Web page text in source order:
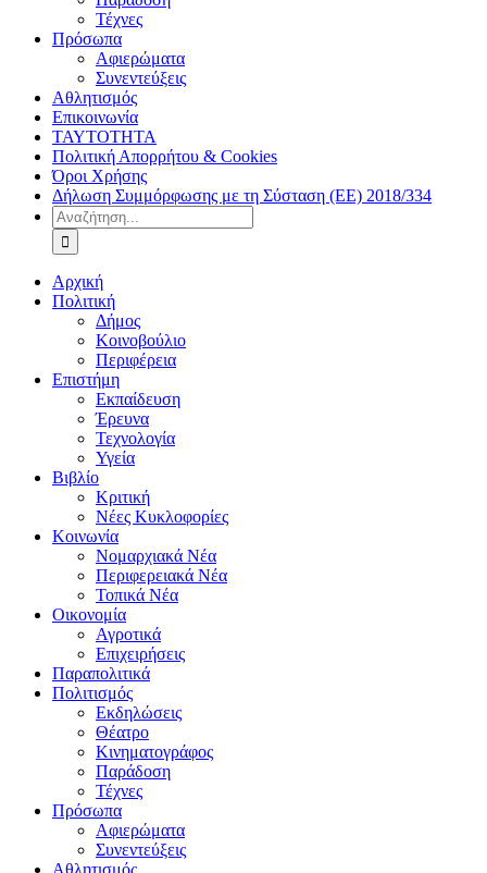
Τέχνες
Πρόσωπα
Αφιερώματα
Συνεντεύξεις
Αθλητισμός
Επικοινωνία
ΤΑΥΤΟΤΗΤΑ
Πολιτική Απορρήτου & Cookies
Όροι Χρήσης
Δήλωση Συμμόρφωσης με τη Σύσταση (ΕΕ) 2018/334
Αναζήτηση
για:
Αρχική
Πολιτική
Δήμος
Κοινοβούλιο
Περιφέρεια
Επιστήμη
Εκπαίδευση
Έρευνα
Τεχνολογία
Υγεία
Βιβλίο
Κριτική
Νέες Κυκλοφορίες
Κοινωνία
Νομαρχιακά Νέα
Περιφερειακά Νέα
Τοπικά Νέα
Οικονομία
Αγροτικά
Επιχειρήσεις
Παραπολιτικά
Πολιτισμός
Εκδηλώσεις
Θέατρο
Κινηματογράφος
Παράδοση
Τέχνες
Πρόσωπα
Αφιερώματα
Συνεντεύξεις
Αθλητισμός